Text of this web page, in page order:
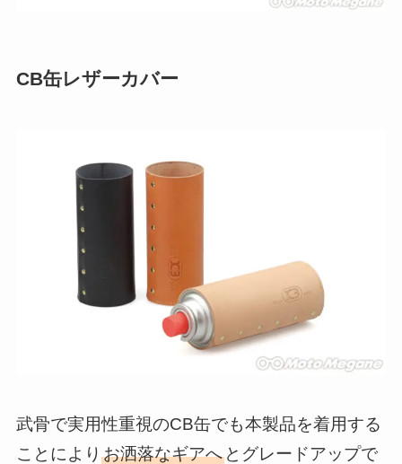
CB缶レザーカバー
武骨で実用性重視のCB缶でも本製品を着用する
ことにより お洒落なギアへとグレードアップで